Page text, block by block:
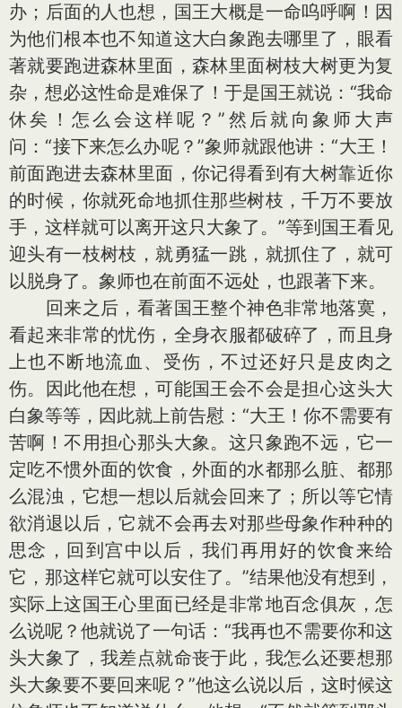
办；后面的人也想，国王大概是一命呜呼啊！因
为他们根本也不知道这大白象跑去哪里了，眼看
著就要跑进森林里面，森林里面树枝大树更为复
杂，想必这性命是难保了！于是国王就说：“我命
休矣！怎么会这样呢？”然后就向象师大声
问：“接下来怎么办呢？”象师就跟他讲：“大王！
前面跑进去森林里面，你记得看到有大树靠近你
的时候，你就死命地抓住那些树枝，千万不要放
手，这样就可以离开这只大象了。”等到国王看见
迎头有一枝树枝，就勇猛一跳，就抓住了，就可
以脱身了。象师也在前面不远处，也跟著下来。
回来之后，看著国王整个神色非常地落寞，
看起来非常的忧伤，全身衣服都破碎了，而且身
上也不断地流血、受伤，不过还好只是皮肉之
伤。因此他在想，可能国王会不会是担心这头大
白象等等，因此就上前告慰：“大王！你不需要有
苦啊！不用担心那头大象。这只象跑不远，它一
定吃不惯外面的饮食，外面的水都那么脏、都那
么混浊，它想一想以后就会回来了；所以等它情
欲消退以后，它就不会再去对那些母象作种种的
思念，回到宫中以后，我们再用好的饮食来给
它，那这样它就可以安住了。”结果他没有想到，
实际上这国王心里面已经是非常地百念俱灰，怎
么说呢？他就说了一句话：“我再也不需要你和这
头大象了，我差点就命丧于此，我怎么还要想那
头大象要不要回来呢？”他这么说以后，这时候这